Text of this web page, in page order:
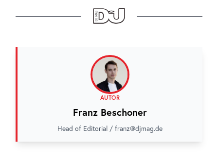
AUTOR
Franz Beschoner
Head of Editorial / franz@djmag.de